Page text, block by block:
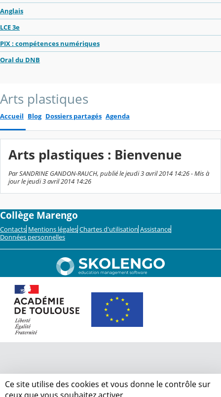
Anglais
LCE 3e
PIX : compétences numériques
Oral du DNB
Arts plastiques
Accueil Blog Dossiers partagés Agenda
Arts plastiques : Bienvenue
Par SANDRINE GANDON-RAUCH, publié le jeudi 3 avril 2014 14:26 - Mis à
jour le jeudi 3 avril 2014 14:26
Collège Marengo
Contacts Mentions légales Chartes d'utilisation Assistance
Données personnelles
Ce site utilise des cookies et vous donne le contrôle sur